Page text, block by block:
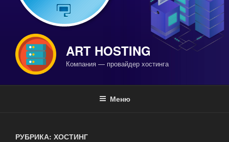
ART HOSTING
Компания — провайдер хостинга
Меню
РУБРИКА: ХОСТИНГ